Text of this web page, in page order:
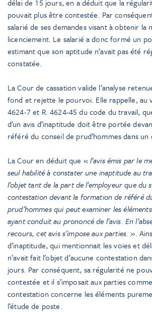
délai de 15 jours, en a déduit que la
pouvait plus être contestée. Par
salarié de ses demandes visant à obtenir la
licenciement. Le salarié a donc formé un
estimant que son aptitude n’avait pas été
constatée.
La Cour de cassation valide l’analyse
fond et rejette le pourvoi. Elle rappelle, au
4624-7 et R. 4624-45 du code du travail,
d’un avis d’inaptitude doit être portée
référé du conseil de prud’hommes dans un
La Cour en déduit que «l’avis émis par le
seul habilité à constater une inaptitude au
l’objet tant de la part de l’employeur que du
contestation devant la formation de référé
prud’hommes qui peut examiner les
ayant conduit au prononcé de l’avis. En
recours, cet avis s’impose aux parties. ».
d’inaptitude, qui mentionnait les voies et
n’avait fait l’objet d’aucune contestation
jours. Par conséquent, sa régularité ne
contestée et il s’imposait aux parties
contestation concerne les éléments
l’étude de poste.